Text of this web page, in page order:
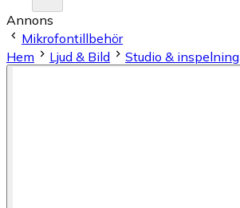
Annons
Mikrofontillbehör
Hem
Ljud & Bild Studio & inspelning